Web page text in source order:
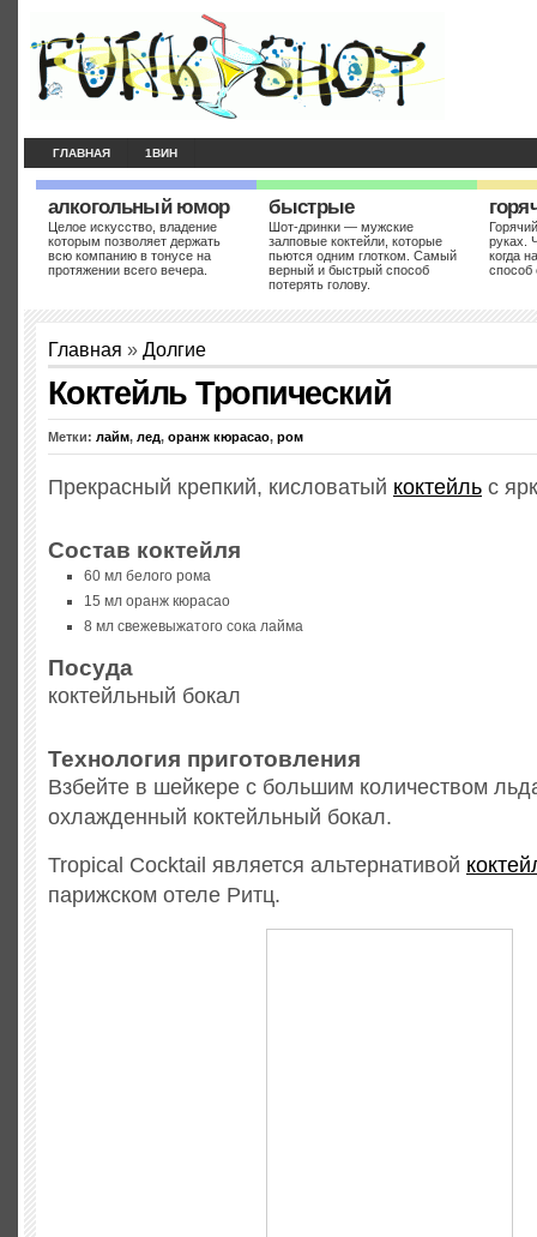
ГЛАВНАЯ 1ВИН
алкогольный юмор
Целое искусство, владение
которым позволяет держать
всю компанию в тонусе на
протяжении всего вечера.
быстрые
Шот-дринки — мужские
залповые коктейли, которые
пьются одним глотком. Самый
верный и быстрый способ
потерять голову.
руках.
когда
способ
Главная » Долгие
Коктейль Тропический
Метки: лайм, лед, оранж кюрасао, ром
Прекрасный крепкий, кисловатый коктейль с
Состав коктейля
60 мл белого рома
15 мл оранж кюрасао
8 мл свежевыжатого сока лайма
Посуда
коктейльный бокал
Технология приготовления
Взбейте в шейкере с большим количеством
охлажденный коктейльный бокал.
Tropical Cocktail является альтернативой
парижском отеле Ритц.